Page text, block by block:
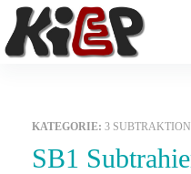
Zum
Inhalt
springen
KATEGORIE: 3 SUBTRAKTION
SB1 Subtrahieren –